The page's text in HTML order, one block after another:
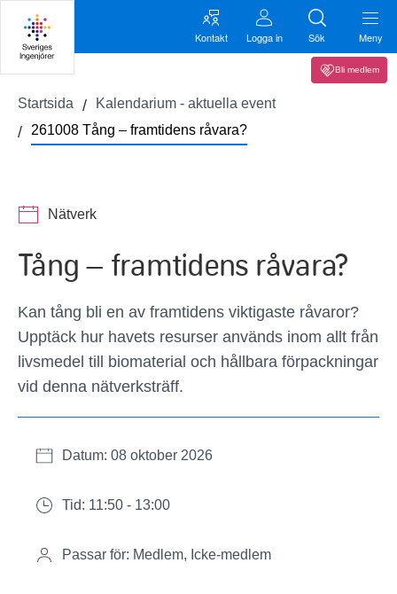
Kontakt Logga in Sök Meny
Bli medlem
Startsida
Kalendarium - aktuella event
261008 Tång – framtidens råvara?
Nätverk
Tång – framtidens råvara?
Kan tång bli en av framtidens viktigaste råvaror?
Upptäck hur havets resurser används inom allt från
livsmedel till biomaterial och hållbara förpackningar
vid denna nätverksträff.
Datum: 08 oktober 2026
Tid: 11:50 - 13:00
Passar för: Medlem, Icke-medlem